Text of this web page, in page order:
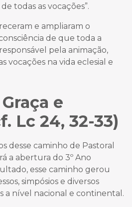
todas as vocações”.
e ampliaram o
de que toda a
pela animação,
vocações na vida eclesial e
e
Lc 24, 32-33)
desse caminho de Pastoral
a abertura do 3º Ano
esse caminho gerou
simpósios e diversos
a nível nacional e continental.